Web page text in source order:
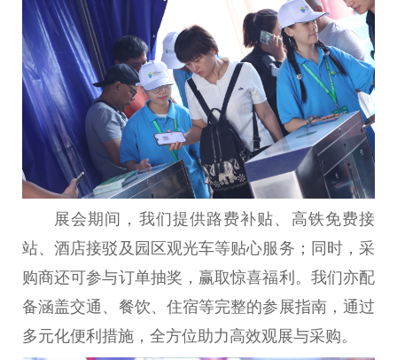
展会期间，我们提供路费补贴、高铁免费接
站、酒店接驳及园区观光车等贴心服务；同时，采
购商还可参与订单抽奖，赢取惊喜福利。我们亦配
备涵盖交通、餐饮、住宿等完整的参展指南，通过
多元化便利措施，全方位助力高效观展与采购。